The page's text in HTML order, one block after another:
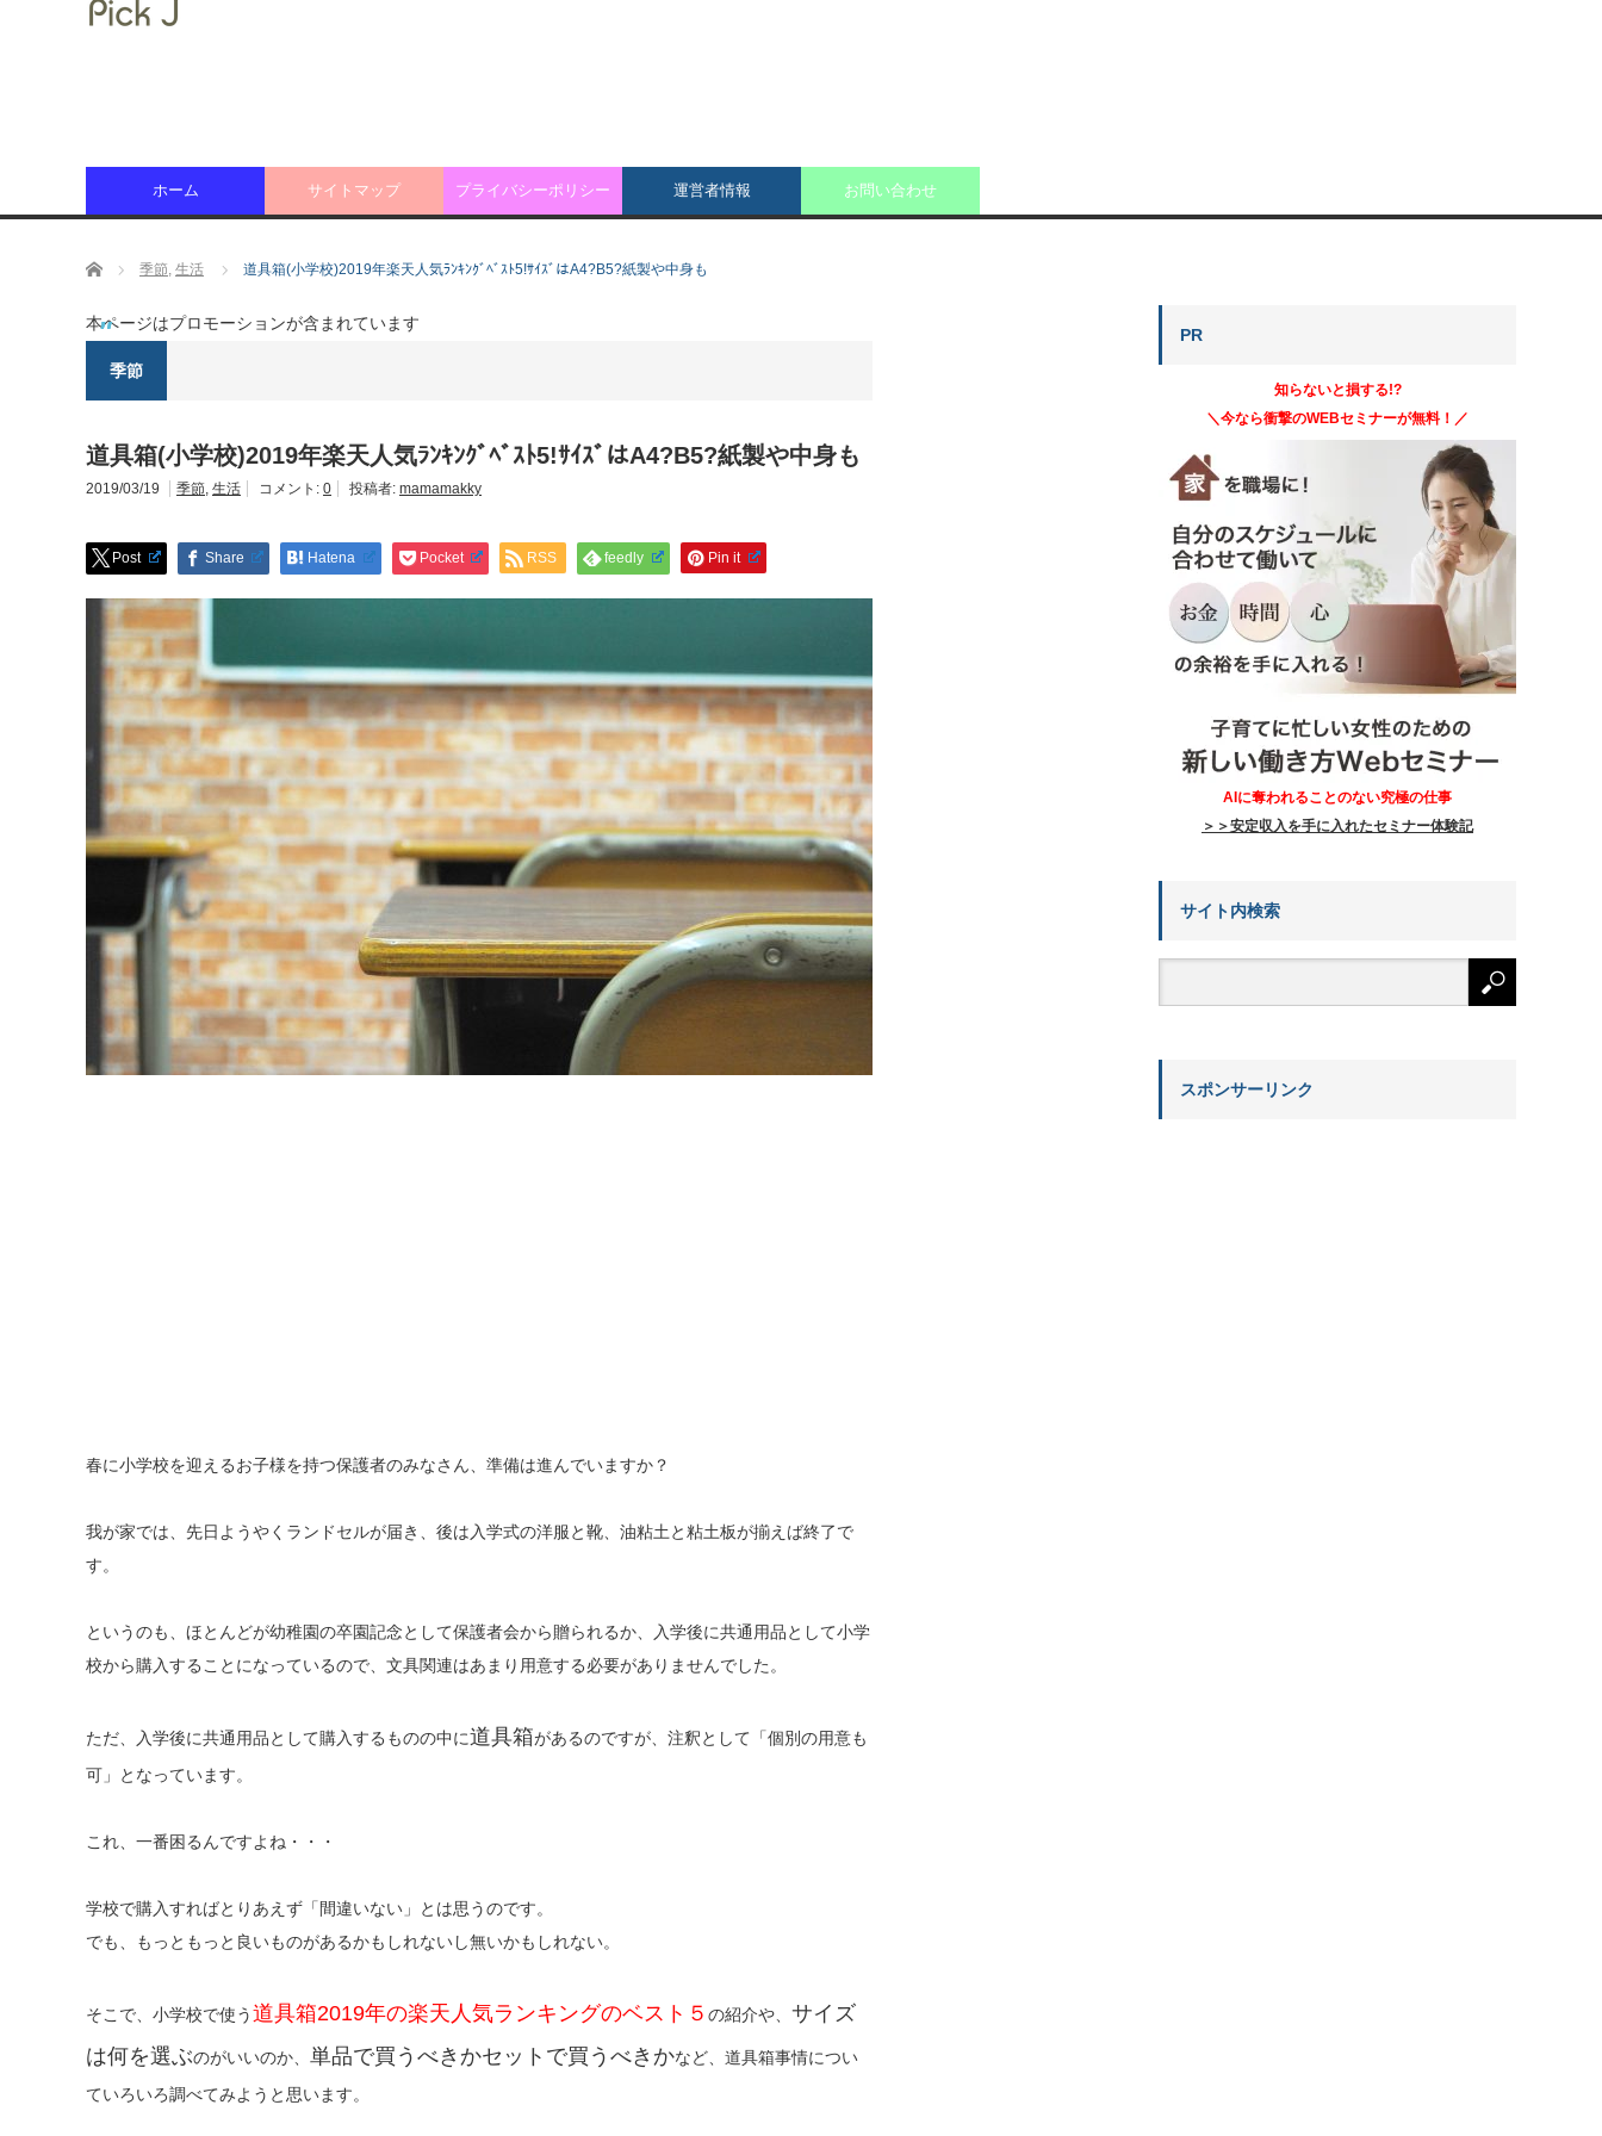
ホーム サイトマップ プライバシーポリシー 運営者情報 お問い合わせ
ホーム 季節, 生活 道具箱(小学校)2019年楽天人気ﾗﾝｷﾝｸﾞﾍﾞｽﾄ5!ｻｲｽﾞはA4?B5?紙製や中身も
本ページはプロモーションが含まれています
季節
道具箱(小学校)2019年楽天人気ﾗﾝｷﾝｸﾞﾍﾞｽﾄ5!ｻｲｽﾞはA4?B5?紙製や中身も
2019/03/19 季節, 生活 コメント: 0 投稿者: mamamakky
Post Share Hatena Pocket RSS feedly Pin it
春に小学校を迎えるお子様を持つ保護者のみなさん、準備は進んでいますか？
我が家では、先日ようやくランドセルが届き、後は入学式の洋服と靴、油粘土と粘土板が揃えば終了で
す。
というのも、ほとんどが幼稚園の卒園記念として保護者会から贈られるか、入学後に共通用品として小学
校から購入することになっているので、文具関連はあまり用意する必要がありませんでした。
ただ、入学後に共通用品として購入するものの中に道具箱があるのですが、注釈として「個別の用意も
可」となっています。
これ、一番困るんですよね・・・
学校で購入すればとりあえず「間違いない」とは思うのです。
でも、もっともっと良いものがあるかもしれないし無いかもしれない。
そこで、小学校で使う道具箱2019年の楽天人気ランキングのベスト５ の紹介や、 サイズ
は何を選ぶのがいいのか、 単品で買うべきかセットで買うべきかなど、道具箱事情につい
ていろいろ調べてみようと思います。
PR
知らないと損する!?
＼今なら衝撃のWEBセミナーが無料！／
AIに奪われることのない究極の仕事
＞＞安定収入を手に入れたセミナー体験記
サイト内検索
スポンサーリンク